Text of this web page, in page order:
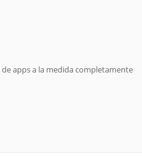
apps a la medida completamente